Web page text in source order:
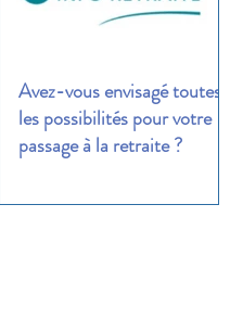
Avez-vous envisagé toutes
les possibilités pour votre
passage à la retraite ?